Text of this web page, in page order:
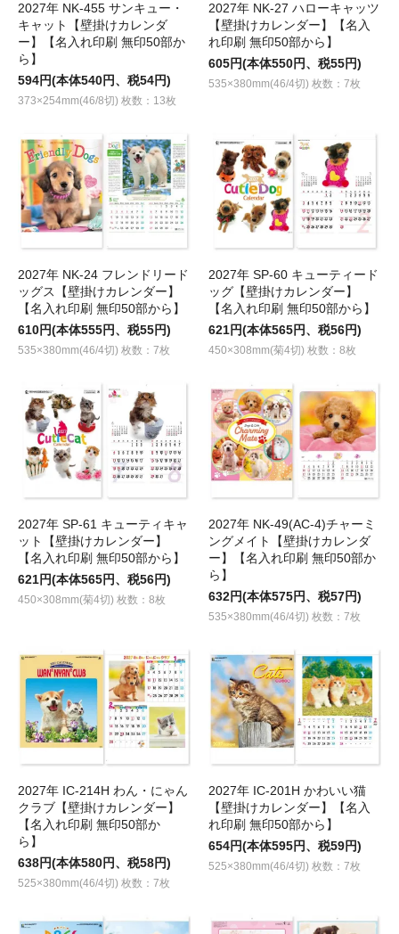
2027年 NK-455 サンキュー・
キャット【壁掛けカレンダ
ー】【名入れ印刷 無印50部か
ら】
594円(本体540円、税54円)
373×254mm(46/8切) 枚数：13枚
2027年 NK-27 ハローキャッツ
【壁掛けカレンダー】【名入
れ印刷 無印50部から】
605円(本体550円、税55円)
535×380mm(46/4切) 枚数：7枚
2027年 NK-24 フレンドリード
ッグス【壁掛けカレンダー】
【名入れ印刷 無印50部から】
610円(本体555円、税55円)
535×380mm(46/4切) 枚数：7枚
2027年 SP-60 キューティード
ッグ【壁掛けカレンダー】
【名入れ印刷 無印50部から】
621円(本体565円、税56円)
450×308mm(菊4切) 枚数：8枚
2027年 SP-61 キューティキャ
ット【壁掛けカレンダー】
【名入れ印刷 無印50部から】
621円(本体565円、税56円)
450×308mm(菊4切) 枚数：8枚
2027年 NK-49(AC-4)チャーミ
ングメイト【壁掛けカレンダ
ー】【名入れ印刷 無印50部か
ら】
632円(本体575円、税57円)
535×380mm(46/4切) 枚数：7枚
2027年 IC-214H わん・にゃん
クラブ【壁掛けカレンダー】
【名入れ印刷 無印50部か
ら】
638円(本体580円、税58円)
525×380mm(46/4切) 枚数：7枚
2027年 IC-201H かわいい猫
【壁掛けカレンダー】【名入
れ印刷 無印50部から】
654円(本体595円、税59円)
525×380mm(46/4切) 枚数：7枚